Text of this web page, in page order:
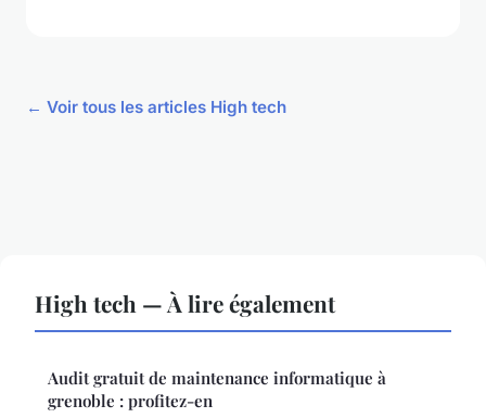
← Voir tous les articles High tech
High tech — À lire également
Audit gratuit de maintenance informatique à
grenoble : profitez-en